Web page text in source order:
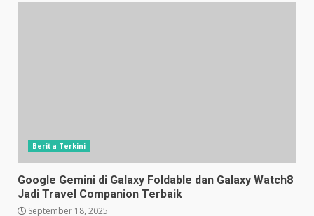
Berita Terkini
Google Gemini di Galaxy Foldable dan Galaxy Watch8
Jadi Travel Companion Terbaik
September 18, 2025